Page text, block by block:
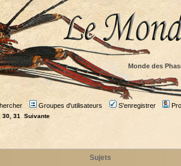
Monde des
Groupes d'utilisateurs S'enregistrer
30 31 Suivante
Sujets